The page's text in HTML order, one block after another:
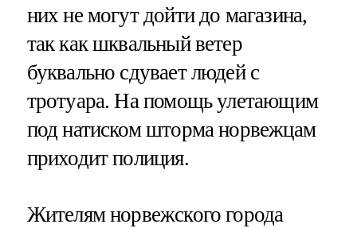
них не могут дойти до магазина,
так как шквальный ветер
буквально сдувает людей с
тротуара. На помощь улетающим
под натиском шторма норвежцам
приходит полиция.
Жителям норвежского города